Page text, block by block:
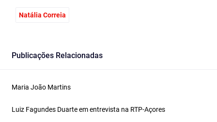
Natália Correia
Publicações Relacionadas
Maria João Martins
Luiz Fagundes Duarte em entrevista na RTP-Açores